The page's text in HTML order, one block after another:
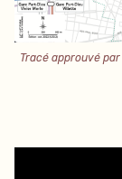
Tracé approuvé par